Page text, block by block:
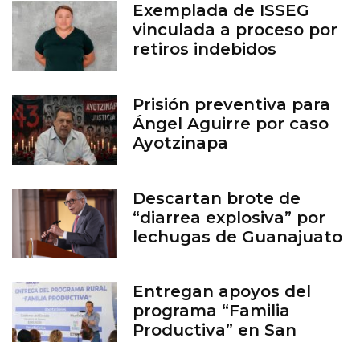
Exemplada de ISSEG
vinculada a proceso por
retiros indebidos
Prisión preventiva para
Ángel Aguirre por caso
Ayotzinapa
Descartan brote de
“diarrea explosiva” por
lechugas de Guanajuato
Entregan apoyos del
programa “Familia
Productiva” en San